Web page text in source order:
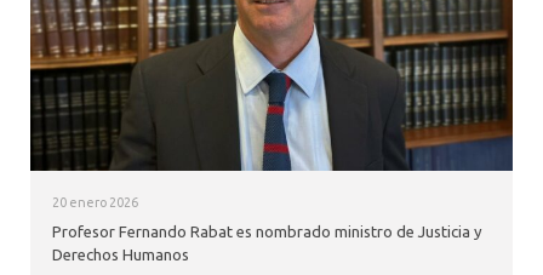
20 enero 2026
Profesor Fernando Rabat es nombrado ministro de Justicia y
Derechos Humanos